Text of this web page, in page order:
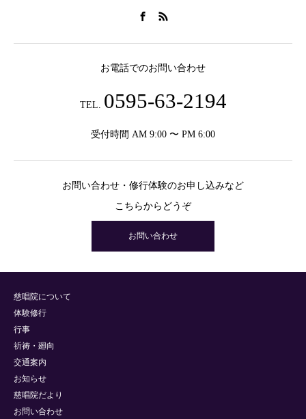
お電話でのお問い合わせ
TEL. 0595-63-2194
受付時間 AM 9:00 〜 PM 6:00
お問い合わせ・修行体験のお申し込みなど
こちらからどうぞ
お問い合わせ
慈唱院について
体験修行
行事
祈祷・廻向
交通案内
お知らせ
慈唱院だより
お問い合わせ